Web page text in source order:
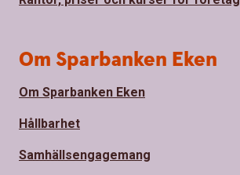
Om Sparbanken Eken
Om Sparbanken Eken
Hållbarhet
Samhällsengagemang